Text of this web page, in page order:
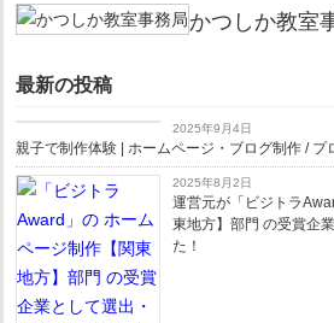
かつしか教室
最新の投稿
2025年9月4日
親子で制作体験 | ホームページ・ブログ制作 / プ
2025年8月2日
運営元が「ビジトラ
東地方】部門 の受賞企
た！